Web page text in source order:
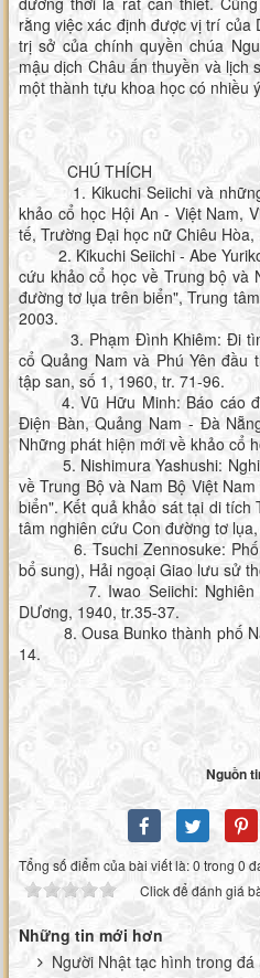
rằng việc xác định được vị trí của
trị sở của chính quyền chúa
mậu dịch Châu ấn thuyền và
một thành tựu khoa học có nhiều
CHÚ THÍCH
1. Kikuchi Seiichi và những
khảo cổ học Hội An - Việt Nam,
tế, Trường Đại học nữ Chiêu Hòa,
2. Kikuchi Seiichi - Abe Yuriko
cứu khảo cổ học về Trung bộ và
đường tơ lụa trên biển", Trung
2003.
3. Phạm Đình Khiêm: Đi tìm
cổ Quảng Nam và Phú Yên đầu
tập san, số 1, 1960, tr. 71-96.
4. Vũ Hữu Minh: Báo cáo
Điện Bàn, Quảng Nam - Đà
Những phát hiện mới về khảo cổ
5. Nishimura Yashushi:
về Trung Bộ và Nam Bộ Việt
biển". Kết quả khảo sát tại di tích
tâm nghiên cứu Con đường tơ
6. Tsuchi Zennosuke: Phố
bổ sung), Hải ngoại Giao lưu sử
7. Iwao Seiichi: Nghiên
DƯơng, 1940, tr.35-37.
8. Ousa Bunko thành phố
14.
Nguồn
Tổng số điểm của bài viết là: 0 trong 0
Click để đánh giá
Những tin mới hơn
Người Nhật tạc hình trong đá